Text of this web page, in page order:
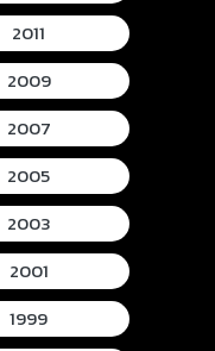
2011
2009
2007
2005
2003
2001
1999